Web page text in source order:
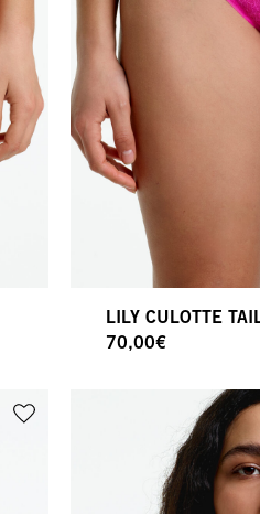
LILY CULOTTE
70,00€